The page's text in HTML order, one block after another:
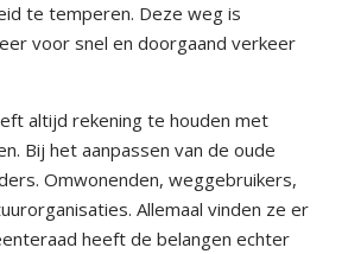
te temperen. Deze weg is
voor snel en doorgaand verkeer
altijd rekening te houden met
Bij het aanpassen van de oude
Omwonenden, weggebruikers,
Allemaal vinden ze er
heeft de belangen echter